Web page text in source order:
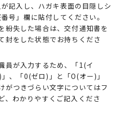
記入し、ハガキ表面の目隠しシ
号」欄に貼付してください。
紛失した場合は、交付通知書を
封をした状態でお持ちくださ
員が入力するため、「1(イ
、「0(ゼロ)」と「O(オー)」
がつきづらい文字についてはフ
、わかりやすくご記入くださ